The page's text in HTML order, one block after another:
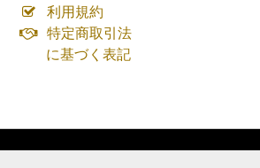
利用規約
特定商取引法
に基づく表記